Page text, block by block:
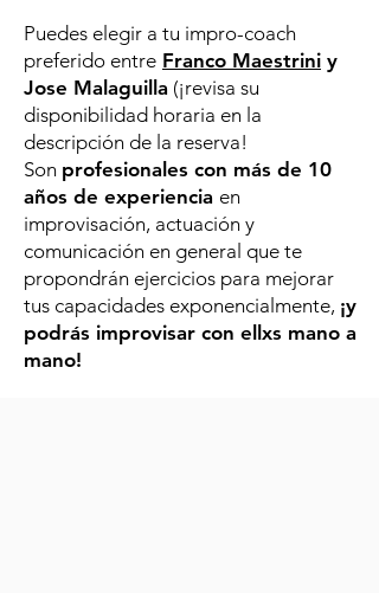
Puedes elegir a tu impro-coach
preferido entre Franco Maestrini y
Jose Malaguilla (¡revisa su
disponibilidad horaria en la
descripción de la reserva!
Son profesionales con más de 10
años de experiencia en
improvisación, actuación y
comunicación en general que te
propondrán ejercicios para mejorar
tus capacidades exponencialmente, ¡y
podrás improvisar con ellxs mano a
mano!